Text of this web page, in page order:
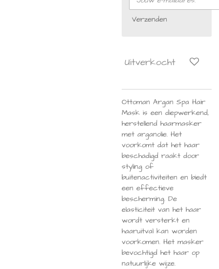
Verzenden
Uitverkocht
Ottoman Argan Spa Hair
Mask is een diepwerkend,
herstellend haarmasker
met arganolie. Het
voorkomt dat het haar
beschadigd raakt door
styling of
buitenactiviteiten en biedt
een effectieve
bescherming. De
elasticiteit van het haar
wordt versterkt en
haaruitval kan worden
voorkomen. Het masker
bevochtigd het haar op
natuurlijke wijze.